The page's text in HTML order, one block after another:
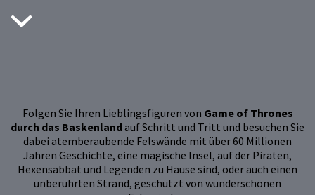
Folgen Sie Ihren Lieblingsfiguren von Game of Thrones
durch das Baskenlandauf Schritt und Tritt und besuchen Sie
dabei atemberaubende Felswände mit über 60 Millionen
Jahren Geschichte, eine magische Insel, auf der Piraten,
Hexensabbat und Legenden zu Hause sind, oder auch einen
unberührten Strand, geschützt von wunderschönen